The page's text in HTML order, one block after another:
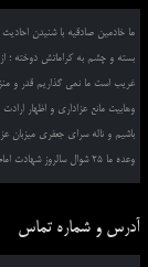
ما خادمین صادقیه با شنیدن
بسته و چشم به کراماتش دوخته ؛
غریب است ما نمی گذاریم قدر و
وهابیت مانع عزاداری و اظهار
باشیم و ناله سرای جعفری میزبان
وعده ما 25 شوال سالروز شهادت امام صادق علیه السلام
آدرس و شماره تماس